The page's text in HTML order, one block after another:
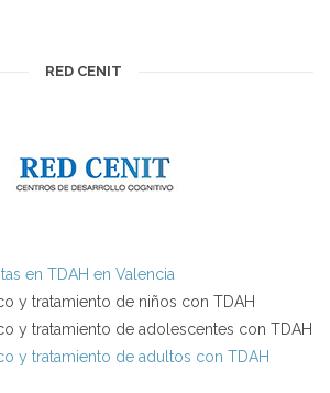
RED CENIT
en TDAH en Valencia
y tratamiento de niños con TDAH
y tratamiento de adolescentes con TDAH
y tratamiento de adultos con TDAH